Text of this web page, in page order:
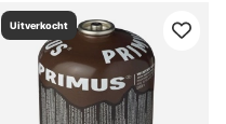
Uitverkocht